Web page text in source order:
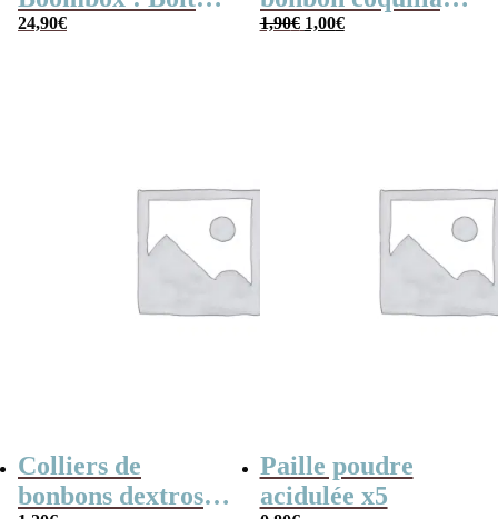
bonbons des
24,90€
x 5
1,90€ Le
1,00€Le
Colliers de
bonbons dextrose
Paille poudre
acidulée x5